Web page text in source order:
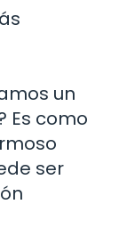
un
Es como
ser